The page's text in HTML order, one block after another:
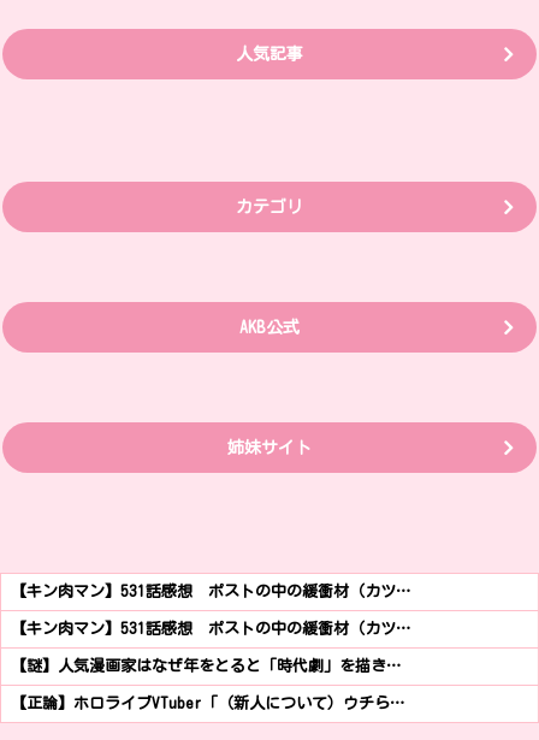
人気記事
カテゴリ
AKB公式
姉妹サイト
【キン肉マン】531話感想 ポストの中の緩衝材（カツ…
【キン肉マン】531話感想 ポストの中の緩衝材（カツ…
【謎】人気漫画家はなぜ年をとると「時代劇」を描き…
【正論】ホロライブVTuber「（新人について）ウチら…